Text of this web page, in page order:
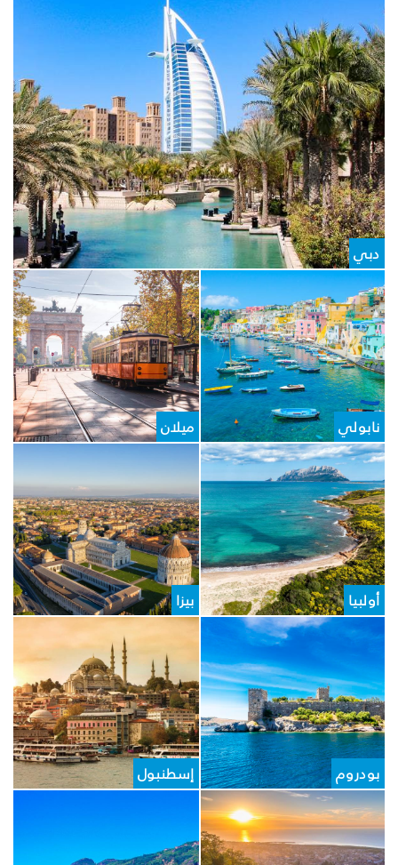
دبي
نابولي ميلان
أولبيا بيزا
بودروم إسطنبول